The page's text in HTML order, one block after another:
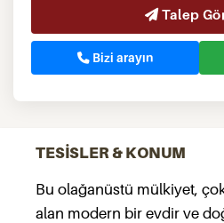
Talep
Bizi arayın
TESİSLER & KONUM
Bu olağanüstü mülkiyet,
alan modern bir evdir ve